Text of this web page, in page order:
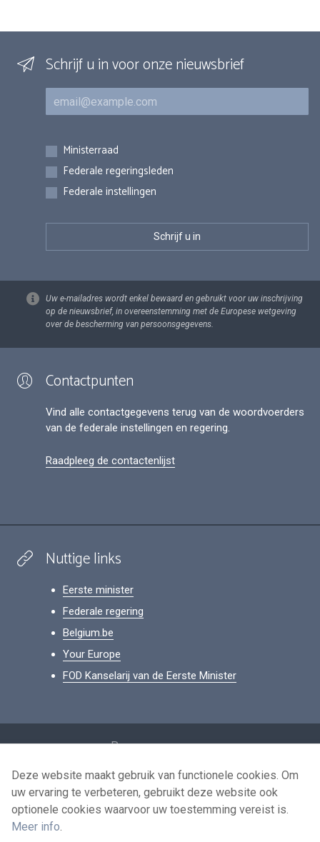
Schrijf u in voor onze nieuwsbrief
E-mail
Inschrijvingen
Ministerraad
Federale regeringsleden
Federale instellingen
Uw e-mailadres wordt enkel bewaard en gebruikt voor uw inschrijving
op de nieuwsbrief, in overeenstemming met de Europese wetgeving
over de bescherming van persoonsgegevens.
Contactpunten
Vind alle contactgegevens terug van de woordvoerders
van de federale instellingen en regering.
Raadpleeg de contactenlijst
Nuttige links
Eerste minister
Federale regering
Belgium.be
Your Europe
FOD Kanselarij van de Eerste Minister
Persoonsgegevens
Voorwaarden voor het hergebruik
Contacteer ons
Deze website maakt gebruik van functionele cookies. Om
uw ervaring te verbeteren, gebruikt deze website ook
optionele cookies waarvoor uw toestemming vereist is.
Meer info.